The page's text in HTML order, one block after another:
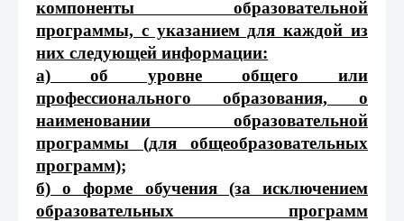
компоненты образовательной
программы, с указанием для каждой из
них следующей информации:
а) об уровне общего или
профессионального образования, о
наименовании образовательной
программы (для общеобразовательных
программ);
б) о форме обучения (за исключением
образовательных программ